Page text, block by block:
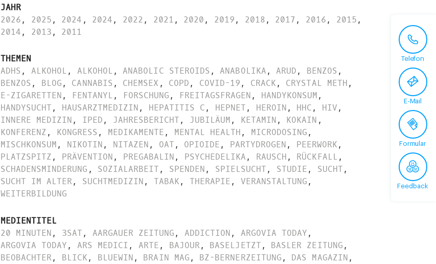
JAHR
2026, 2025, 2024 , 2024, 2022 , 2021, 2020, 2019, 2018, 2017 , 2016, 2015,
2014, 2013, 2011
THEMEN
ADHS , ALKOHOL, ALKOHOL, ANABOLIC STEROIDS , ANABOLIKA, ARUD, BENZOS ,
BENZOS , BLOG, CANNABIS , CHEMSEX , COPD, COVID-19, CRACK, CRYSTAL METH,
E-ZIGARETTEN, FENTANYL, FORSCHUNG, FREITAGSFRAGEN, HANDYKONSUM,
HANDYSUCHT, HAUSARZTMEDIZIN, HEPATITIS C, HEPNET, HEROIN, HHC, HIV,
INNERE MEDIZIN, IPED, JAHRESBERICHT, JUBILÄUM, KETAMIN, KOKAIN ,
KONFERENZ, KONGRESS , MEDIKAMENTE, MENTAL HEALTH, MICRODOSING,
MISCHKONSUM, NIKOTIN, NITAZEN, OAT, OPIOIDE, PARTYDROGEN, PEERWORK,
PLATZSPITZ, PRÄVENTION, PREGABALIN, PSYCHEDELIKA, RAUSCH, RÜCKFALL,
SCHADENSMINDERUNG , SOZIALARBEIT, SPENDEN, SPIELSUCHT, STUDIE, SUCHT,
SUCHT IM ALTER, SUCHTMEDIZIN, TABAK, THERAPIE, VERANSTALTUNG,
WEITERBILDUNG
MEDIENTITEL
20 MINUTEN, 3SAT, AARGAUER ZEITUNG, ADDICTION, ARGOVIA TODAY,
ARGOVIA TODAY, ARS MEDICI , ARTE, BAJOUR, BASELJETZT, BASLER ZEITUNG,
BEOBACHTER, BLICK, BLUEWIN, BRAIN MAG, BZ-BERNERZEITUNG, DAS MAGAZIN,
Telefon
E-Mail
Formular
Feedback